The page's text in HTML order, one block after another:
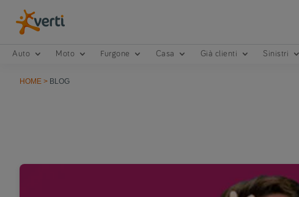
Auto Moto Furgone Casa Già clienti Sinistri
HOME > BLOG